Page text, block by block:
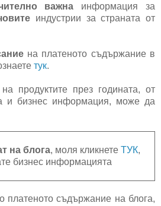
важна информация за
индустрии за страната от
на платеното съдържание в
тук.
продуктите през годината, от
и бизнес информация, може да
на блога, моля кликнете ТУК,
бизнес информацията
платеното съдържание на блога,